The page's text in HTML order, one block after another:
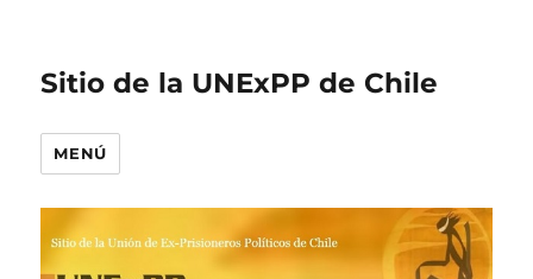
Sitio de la UNExPP de Chile
MENÚ